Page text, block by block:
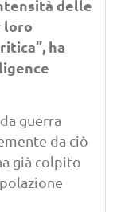
delle
loro
ha
guerra
da ciò
già colpito